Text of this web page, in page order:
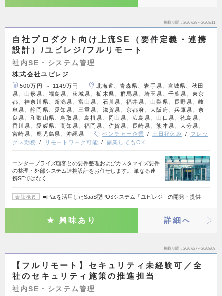
掲載期間 26/07/29～26/08/11
自社プロダクト向け上流SE（要件定義・連携
設計）/ユビレジ/フルリモート
社内SE・システム管理
株式会社ユビレジ
500万円 ～ 1149万円
北海道、青森県、岩手県、宮城県、秋田
県、山形県、福島県、茨城県、栃木県、群馬県、埼玉県、千葉県、東京
都、神奈川県、新潟県、富山県、石川県、福井県、山梨県、長野県、岐
阜県、静岡県、愛知県、三重県、滋賀県、京都府、大阪府、兵庫県、奈
良県、和歌山県、鳥取県、島根県、岡山県、広島県、山口県、徳島県、
香川県、愛媛県、高知県、福岡県、佐賀県、長崎県、熊本県、大分県、
宮崎県、鹿児島県、沖縄県
ベンチャー企業 土日祝休み
フレッ
クス勤務
リモートワーク可能 副業してもOK
エンタープライズ顧客との要件整理およびカスタマイズ要件
の整理・外部システム連携設計をお任せします。 単なる連
携SEではなく…
会社概要 ■iPadを活用したSaaS型POSシステム「ユビレジ」の開発・提供
興味あり 詳細へ
掲載期間 26/07/27～26/08/09
【フルリモート】セキュリティ未経験可／全
社のセキュリティ施策の推進担当
社内SE・システム管理